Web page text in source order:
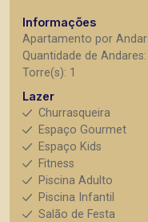
Informações
Apartamento por
Quantidade de
Torre(s): 1
Lazer
Churrasqueira
Espaço Gourmet
Espaço Kids
Fitness
Piscina Adulto
Piscina Infantil
Salão de Festa